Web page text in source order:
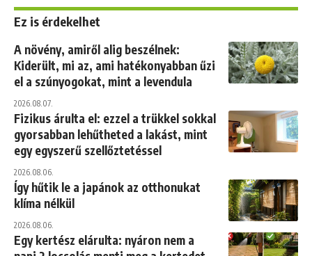
Ez is érdekelhet
A növény, amiről alig beszélnek:
Kiderült, mi az, ami hatékonyabban űzi
el a szúnyogokat, mint a levendula
2026.08.07.
Fizikus árulta el: ezzel a trükkel sokkal
gyorsabban lehűtheted a lakást, mint
egy egyszerű szellőztetéssel
2026.08.06.
Így hűtik le a japánok az otthonukat
klíma nélkül
2026.08.06.
Egy kertész elárulta: nyáron nem a